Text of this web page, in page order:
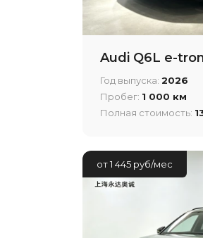
Audi Q6L e-
Год выпуска: 2026
Пробег: 1 000 км
Полная стоимость:
от 1 445 руб/мес